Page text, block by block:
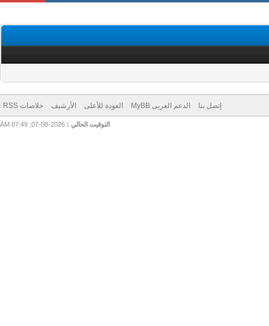
إتصل بنا الدعم العربى MyBB العودة للأعلى الأرشيف خلاصات RSS
التوقيت الحالي :2026-08-07, 07:49 AM